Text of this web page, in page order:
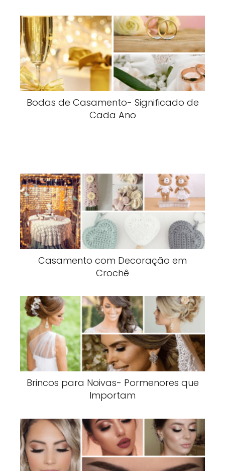
Bodas de Casamento- Significado de
Cada Ano
Casamento com Decoração em
Crochê
Brincos para Noivas- Pormenores que
Importam